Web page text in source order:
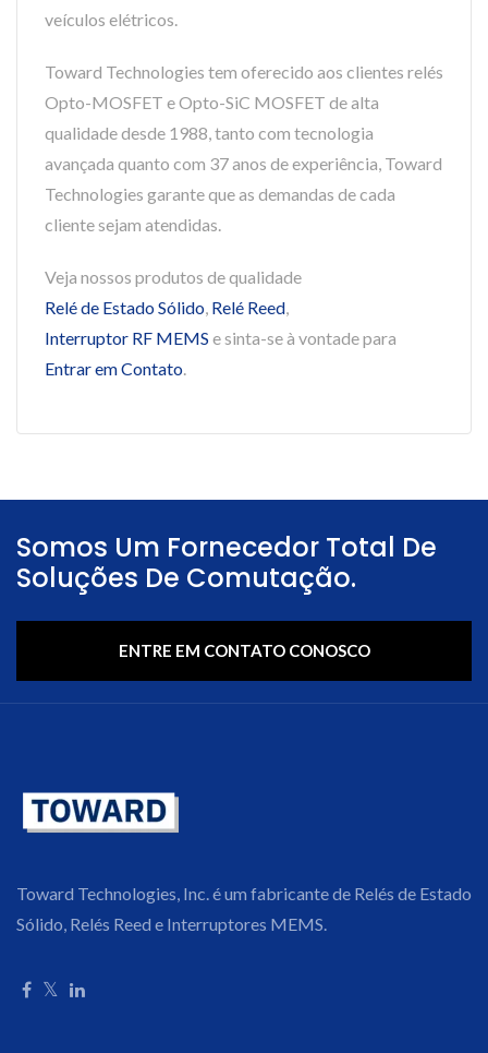
veículos elétricos.
Toward Technologies tem oferecido aos clientes relés
Opto-MOSFET e Opto-SiC MOSFET de alta
qualidade desde 1988, tanto com tecnologia
avançada quanto com 37 anos de experiência, Toward
Technologies garante que as demandas de cada
cliente sejam atendidas.
Veja nossos produtos de qualidade
Relé de Estado Sólido, Relé Reed,
Interruptor RF MEMS e sinta-se à vontade para
Entrar em Contato.
Somos Um Fornecedor Total De
Soluções De Comutação.
ENTRE EM CONTATO CONOSCO
Toward Technologies, Inc. é um fabricante de Relés de Estado
Sólido, Relés Reed e Interruptores MEMS.